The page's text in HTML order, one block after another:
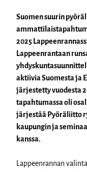
Suomen suurin
2025
Lappeenrantaan
aktiivia Suomesta ja
järjestetty vuodesta
tapahtumassa oli
järjestää Pyöräliitto
kaupungin ja
kanssa.
Lappeenrannan